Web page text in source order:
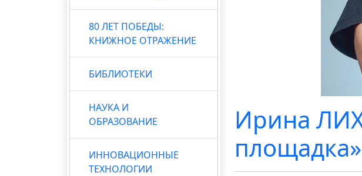
80 ЛЕТ ПОБЕДЫ:
КНИЖНОЕ ОТРАЖЕНИЕ
БИБЛИОТЕКИ
НАУКА И
ОБРАЗОВАНИЕ
ИННОВАЦИОННЫЕ
ТЕХНОЛОГИИ
Ирина
площадка»